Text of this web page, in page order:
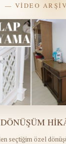
— VİDEO
seçtiğim özel